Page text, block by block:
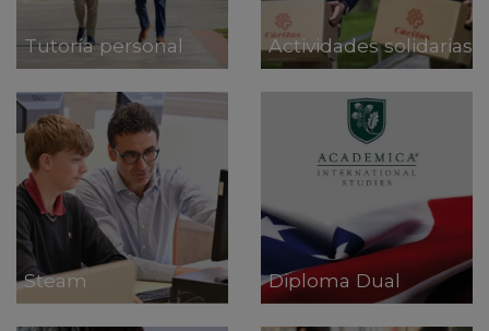
Tutoría personal Actividades solidarias
Steam Diploma Dual